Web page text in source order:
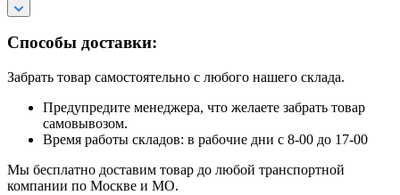
Способы доставки:
Забрать товар самостоятельно с любого нашего склада.
Предупредите менеджера, что желаете забрать товар
самовывозом.
Время работы складов: в рабочие дни с 8-00 до 17-00
Мы бесплатно доставим товар до любой транспортной
компании по Москве и МО.